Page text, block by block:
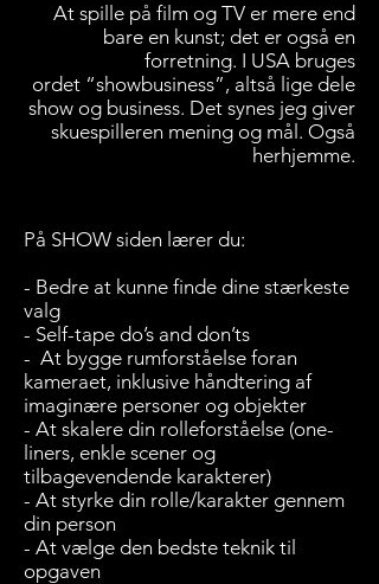
At spille på film og TV er mere end
bare en kunst; det er også en
forretning. I USA bruges
ordet “showbusiness”, altså lige dele
show og business. Det synes jeg giver
skuespilleren mening og mål. Også
herhjemme.
På SHOW siden lærer du:
- Bedre at kunne finde dine stærkeste
valg
- Self-tape do’s and don’ts
- At bygge rumforståelse foran
kameraet, inklusive håndtering af
imaginære personer og objekter
- At skalere din rolleforståelse (one-
liners, enkle scener og
tilbagevendende karakterer)
- At styrke din rolle/karakter gennem
din person
- At vælge den bedste teknik til
opgaven